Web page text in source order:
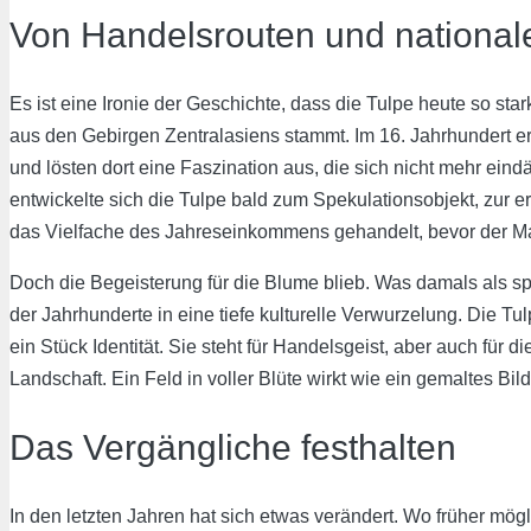
Von Handelsrouten und
Es ist eine Ironie der Geschichte, dass die Tulpe heute so
aus den Gebirgen Zentralasiens stammt. Im 16. Jahrhundert
und lösten dort eine Faszination aus, die sich nicht mehr
entwickelte sich die Tulpe bald zum Spekulationsobjekt, zur
das Vielfache des Jahreseinkommens gehandelt, bevor der
Doch die Begeisterung für die Blume blieb. Was damals als
der Jahrhunderte in eine tiefe kulturelle Verwurzelung. Die
ein Stück Identität. Sie steht für Handelsgeist, aber auch für
Landschaft. Ein Feld in voller Blüte wirkt wie ein gemaltes
Das Vergängliche festhalten
In den letzten Jahren hat sich etwas verändert. Wo früher